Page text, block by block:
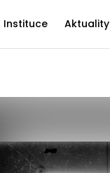
Instituce Aktuality